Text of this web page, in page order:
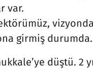
var.
girmiş durumda.
düştü. 2